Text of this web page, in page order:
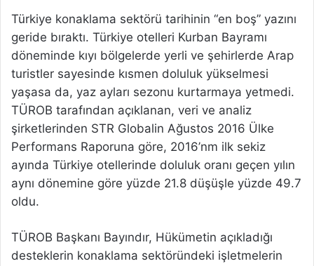
Türkiye konaklama sektörü tarihinin “en boş” yazını
geride bıraktı. Türkiye otelleri Kurban Bayramı
döneminde kıyı bölgelerde yerli ve şehirlerde Arap
turistler sayesinde kısmen doluluk yükselmesi
yaşasa da, yaz ayları sezonu kurtarmaya yetmedi.
TÜROB tarafından açıklanan, veri ve analiz
şirketlerinden STR Globalin Ağustos 2016 Ülke
Performans Raporuna göre, 2016’nm ilk sekiz
ayında Türkiye otellerinde doluluk oranı geçen yılın
aynı dönemine göre yüzde 21.8 düşüşle yüzde 49.7
oldu.
TÜROB Başkanı Bayındır, Hükümetin açıkladığı
desteklerin konaklama sektöründeki işletmelerin